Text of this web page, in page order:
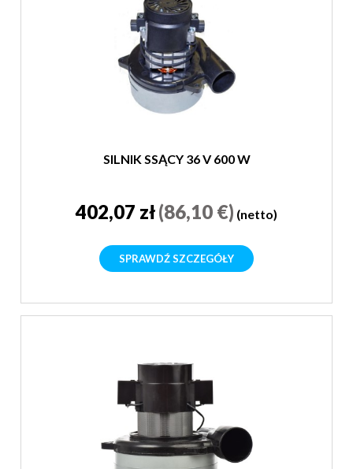
SILNIK SSĄCY 36 V 600 W
402,07 zł(86,10 €) (netto)
SPRAWDŹ SZCZEGÓŁY